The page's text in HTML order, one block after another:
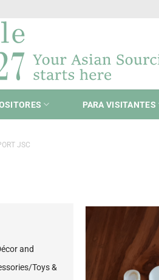
PARA VISITANTES
JSC
and
Toys &